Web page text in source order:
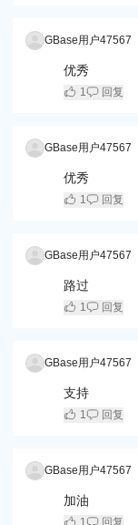
GBase用户47567
优秀
1 回复
GBase用户47567
优秀
1 回复
GBase用户47567
路过
1 回复
GBase用户47567
支持
1 回复
GBase用户47567
加油
1 回复